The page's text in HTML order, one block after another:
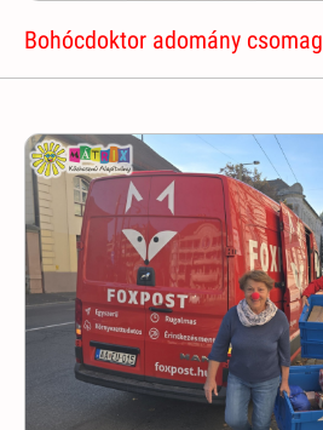
Bohócdoktor adomány csomag